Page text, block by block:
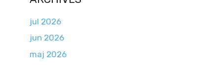
jul 2026
jun 2026
maj 2026